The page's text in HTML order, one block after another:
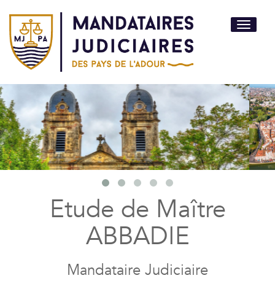
Toggle
Etude de Maître
ABBADIE
Mandataire Judiciaire